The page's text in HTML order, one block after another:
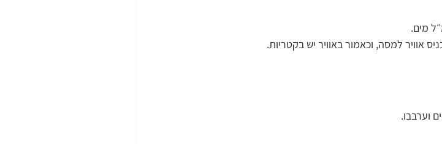
אוויר למסה, וכאמור באוויר יש בקטריות.